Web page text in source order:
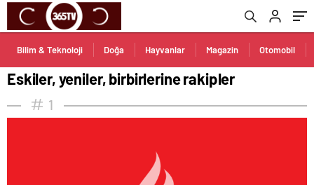
Bilim & Teknoloji Doğa Hayvanlar Magazin Otomobil
Eskiler, yeniler, birbirlerine rakipler
1